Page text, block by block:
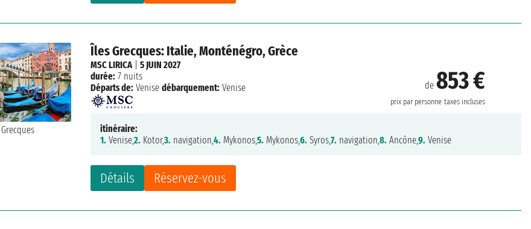
Îles Grecques: Italie, Monténégro, Grèce
de853 €
prix par personne taxes incluses
Détails Réservez-vous
MSC LIRICA|5 JUIN 2027
durée: 7 nuits
Départs de: Venise débarquement: Venise
itinéraire:
1. Venise,2. Kotor,3. navigation,4. Mykonos,5. Mykonos,6. Syros,7. navigation,8. Ancône,9. Venise